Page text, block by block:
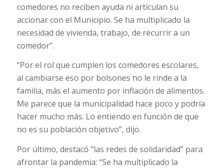
comedores no reciben ayuda ni articulan su
accionar con el Municipio. Se ha multiplicado la
necesidad de vivienda, trabajo, de recurrir a un
comedor”.
“Por el rol que cumplen los comedores escolares,
al cambiarse eso por bolsones no le rinde a la
familia, más el aumento por inflación de alimentos.
Me parece que la municipalidad hace poco y podría
hacer mucho más. Lo entiendo en función de que
no es su población objetivo”, dijo.
Por último, destacó “las redes de solidaridad” para
afrontar la pandemia: “Se ha multiplicado la